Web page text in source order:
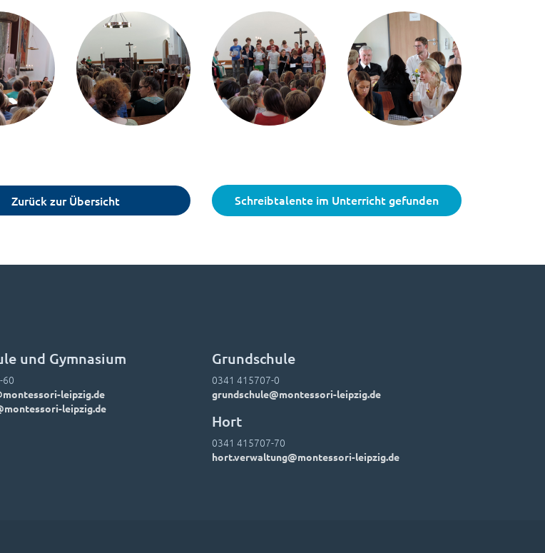
Zurück zur Übersicht Schreibtalente im Unterricht gefunden
und Gymnasium
60
leipzig.de
leipzig.de
Grundschule
0341 415707-0
grundschule@montessori-leipzig.de
Hort
0341 415707-70
hort.verwaltung@montessori-leipzig.de